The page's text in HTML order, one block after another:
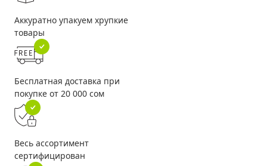
Аккуратно упакуем хрупкие
товары
Бесплатная доставка при
покупке от 20 000 сом
Весь ассортимент
сертифицирован